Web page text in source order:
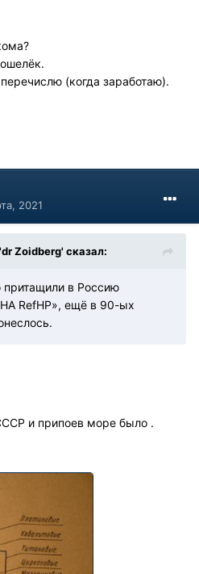
(когда заработаю).
2021
Zoidberg' сказал:
в Россию
RefHP», ещё в 90-ых
и припоев море было .